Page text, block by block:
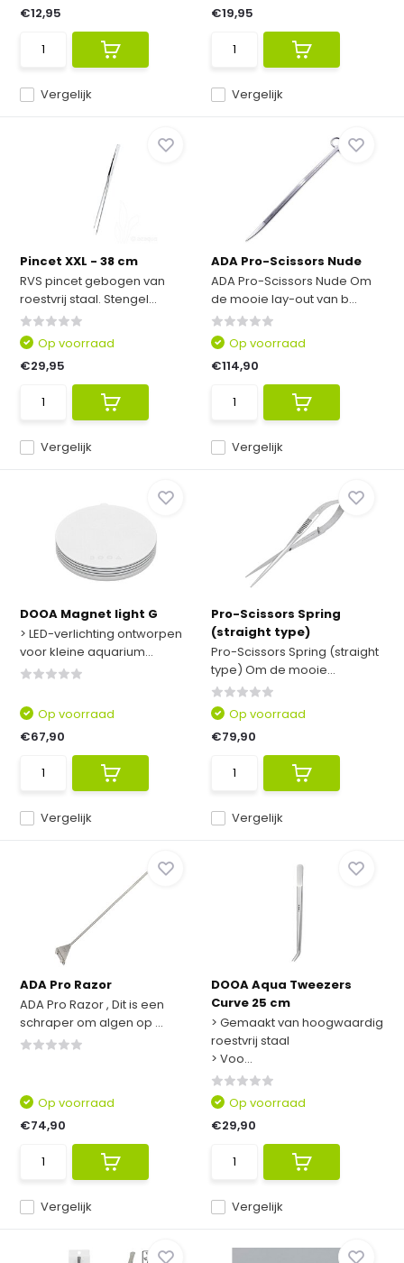
Vergelijk
€12,95
Vergelijk
€19,95
Pincet XXL - 38 cm
RVS pincet gebogen van
roestvrij staal. Stengel...
Vergelijk
Op voorraad
€29,95
ADA Pro-Scissors Nude
ADA Pro-Scissors Nude Om
de mooie lay-out van b...
Vergelijk
Op voorraad
€114,90
DOOA Magnet light G
> LED-verlichting ontworpen
voor kleine aquarium...
Vergelijk
Op voorraad
€67,90
Pro-Scissors Spring
(straight type)
Pro-Scissors Spring (straight
type) Om de mooie...
Vergelijk
Op voorraad
€79,90
ADA Pro Razor
ADA Pro Razor , Dit is een
schraper om algen op ...
Vergelijk
Op voorraad
€74,90
DOOA Aqua Tweezers
Curve 25 cm
> Gemaakt van hoogwaardig
roestvrij staal
> Voo...
Vergelijk
Op voorraad
€29,90